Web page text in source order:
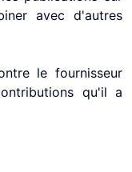
avec d'autres
le fournisseur
qu'il a